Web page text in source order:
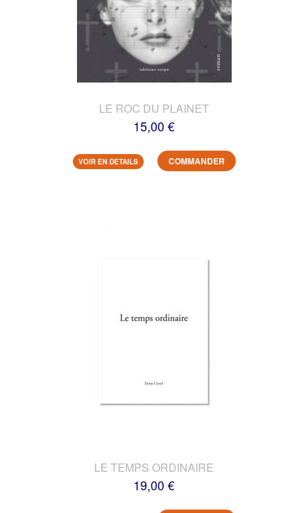
LE ROC DU PLAINET
15,00 €
VOIR EN DETAILS COMMANDER
LE TEMPS ORDINAIRE
19,00 €